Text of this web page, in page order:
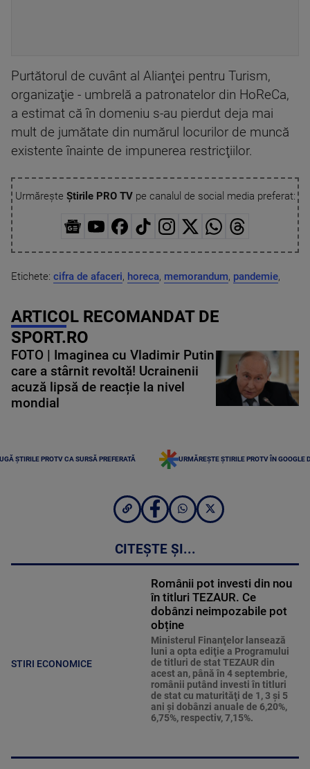
Purtătorul de cuvânt al Alianţei pentru Turism,
organizaţie - umbrelă a patronatelor din HoReCa,
a estimat că în domeniu s-au pierdut deja mai
mult de jumătate din numărul locurilor de muncă
existente înainte de impunerea restricţiilor.
Urmărește Știrile PRO TVpe canalul de social media preferat:
Etichete: cifra de afaceri, horeca, memorandum, pandemie,
ARTICOL RECOMANDAT DE
SPORT.RO
FOTO | Imaginea cu Vladimir Putin
care a stârnit revoltă! Ucrainenii
acuză lipsă de reacție la nivel
mondial
ȘTIRILE PROTV CA SURSĂ PREFERATĂ URMĂREȘTE ȘTIRILE PROTV ÎN GOOGLE
CITEȘTE ȘI...
STIRI ECONOMICE
Românii pot investi din nou
în titluri TEZAUR. Ce
dobânzi neimpozabile pot
obține
Ministerul Finanţelor lansează
luni a opta ediţie a Programului
de titluri de stat TEZAUR din
acest an, până în 4 septembrie,
românii putând investi în titluri
de stat cu maturităţi de 1, 3 şi 5
ani şi dobânzi anuale de 6,20%,
6,75%, respectiv, 7,15%.